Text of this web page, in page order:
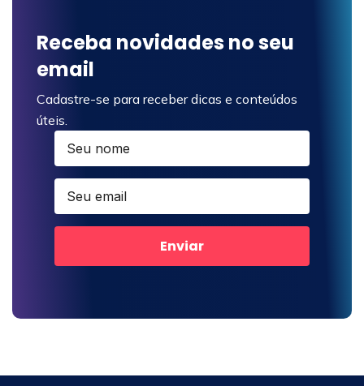
Receba novidades no seu
email
Cadastre-se para receber dicas e conteúdos
úteis.
Enviar